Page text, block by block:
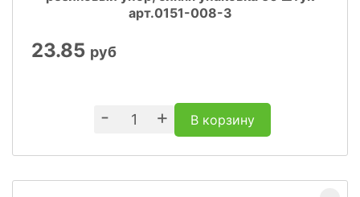
арт.0151-008-3
23.85 руб
- + В корзину